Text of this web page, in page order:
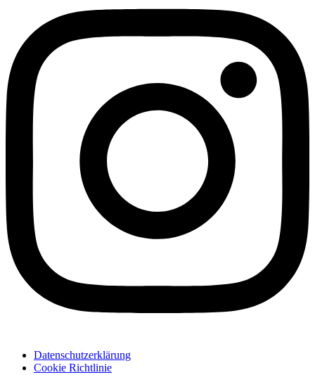
Datenschutzerklärung
Cookie Richtlinie